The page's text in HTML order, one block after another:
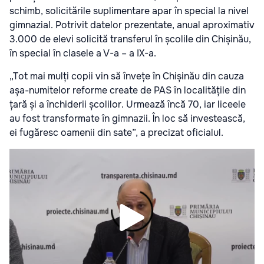
schimb, solicitările suplimentare apar în special la nivel
gimnazial. Potrivit datelor prezentate, anual aproximativ
3.000 de elevi solicită transferul în școlile din Chișinău,
în special în clasele a V-a – a IX-a.
„Tot mai mulți copii vin să învețe în Chișinău din cauza
așa-numitelor reforme create de PAS în localitățile din
țară și a închiderii școlilor. Urmează încă 70, iar liceele
au fost transformate în gimnazii. În loc să investească,
ei fugăresc oamenii din sate”, a precizat oficialul.